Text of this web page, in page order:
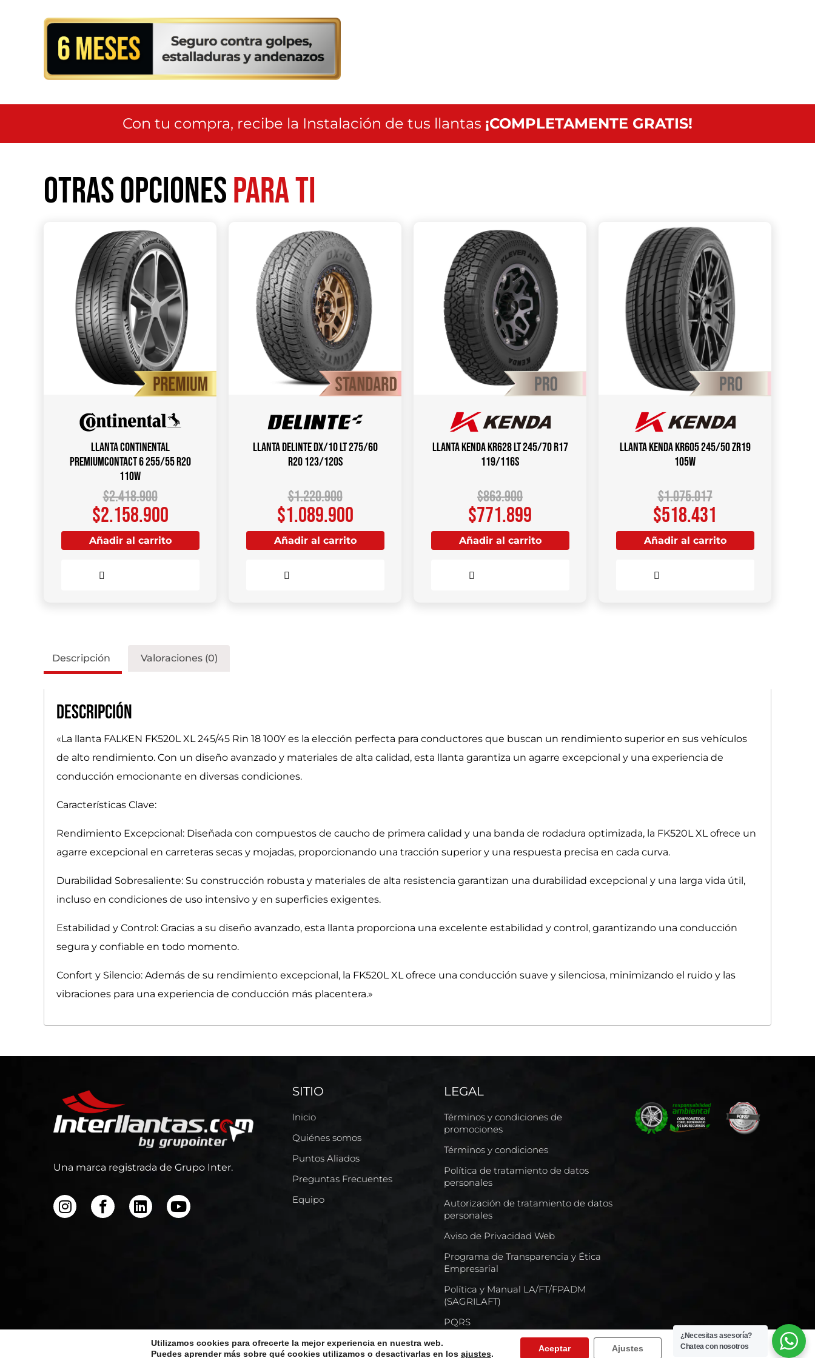
Con tu compra, recibe la Instalación de tus llantas ¡COMPLETAMENTE GRATIS!
Otras opcionespara ti
Llanta CONTINENTAL
PREMIUMCONTACT 6 255/55 R20
110W
$2.418.900
$2.158.900
Añadir al carrito
Llanta DELINTE DX/10 LT 275/60
R20 123/120S
$1.220.900
$1.089.900
Añadir al carrito
Llanta KENDA KR628 LT 245/70 R17
119/116S
$863.900
$771.899
Añadir al carrito
Llanta KENDA KR605 245/50 ZR19
105W
$1.075.017
$518.431
Añadir al carrito
Descripción Valoraciones (0)
Descripción
«La llanta FALKEN FK520L XL 245/45 Rin 18 100Y es la elección perfecta para conductores que buscan un rendimiento superior en sus vehículos
de alto rendimiento. Con un diseño avanzado y materiales de alta calidad, esta llanta garantiza un agarre excepcional y una experiencia de
conducción emocionante en diversas condiciones.
Características Clave:
Rendimiento Excepcional: Diseñada con compuestos de caucho de primera calidad y una banda de rodadura optimizada, la FK520L XL ofrece un
agarre excepcional en carreteras secas y mojadas, proporcionando una tracción superior y una respuesta precisa en cada curva.
Durabilidad Sobresaliente: Su construcción robusta y materiales de alta resistencia garantizan una durabilidad excepcional y una larga vida útil,
incluso en condiciones de uso intensivo y en superficies exigentes.
Estabilidad y Control: Gracias a su diseño avanzado, esta llanta proporciona una excelente estabilidad y control, garantizando una conducción
segura y confiable en todo momento.
Confort y Silencio: Además de su rendimiento excepcional, la FK520L XL ofrece una conducción suave y silenciosa, minimizando el ruido y las
vibraciones para una experiencia de conducción más placentera.»
Una marca registrada de Grupo Inter.
SITIO
Inicio
Quiénes somos
Puntos Aliados
Preguntas Frecuentes
Equipo
LEGAL
Términos y condiciones de
promociones
Términos y condiciones
Política de tratamiento de datos
personales
Autorización de tratamiento de datos
personales
Aviso de Privacidad Web
Programa de Transparencia y Ética
Empresarial
Política y Manual LA/FT/FPADM
(SAGRILAFT)
PQRS
Utilizamos cookies para ofrecerte la mejor experiencia en nuestra web.
Puedes aprender más sobre qué cookies utilizamos o desactivarlas en los ajustes.
Aceptar Ajustes
¿Necesitas asesoría?
Chatea con nosotros